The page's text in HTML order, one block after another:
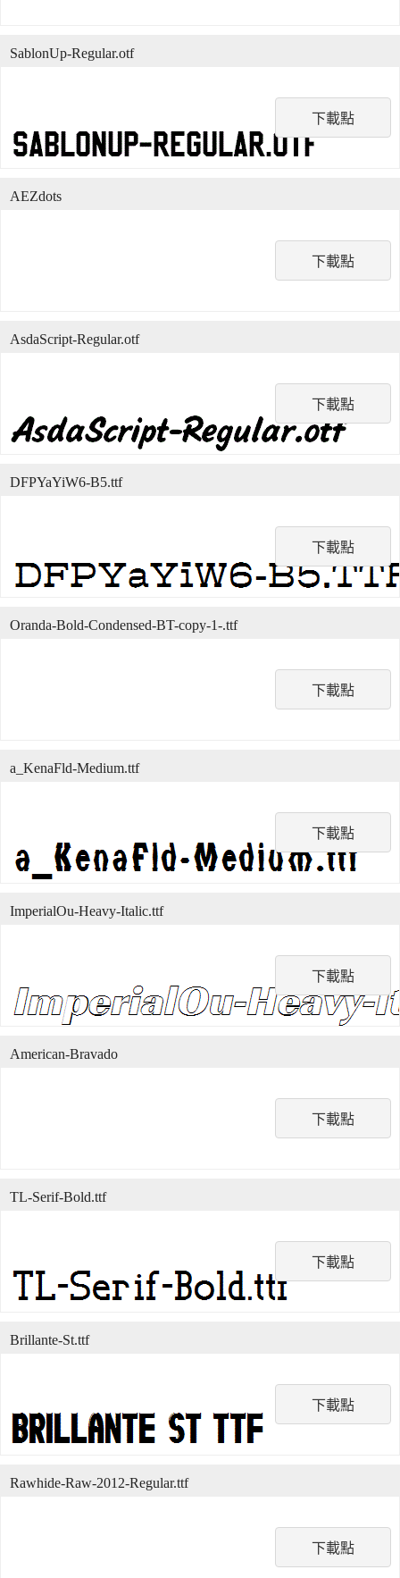
下載點
SablonUp-Regular.otf
下載點
AEZdots
下載點
AsdaScript-Regular.otf
下載點
DFPYaYiW6-B5.ttf
下載點
Oranda-Bold-Condensed-BT-copy-1-.ttf
下載點
a_KenaFld-Medium.ttf
下載點
ImperialOu-Heavy-Italic.ttf
下載點
American-Bravado
下載點
TL-Serif-Bold.ttf
下載點
Brillante-St.ttf
下載點
Rawhide-Raw-2012-Regular.ttf